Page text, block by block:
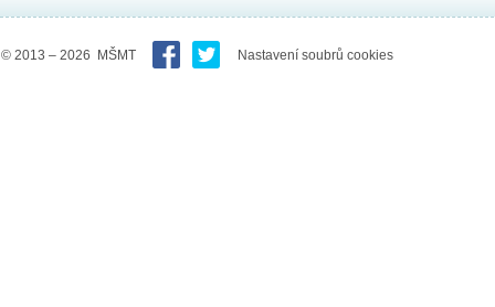
© 2013 – 2026 MŠMT Nastavení soubrů cookies